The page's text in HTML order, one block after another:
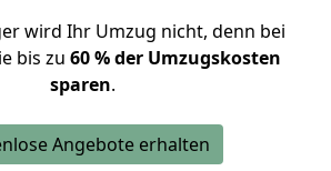
wird Ihr Umzug nicht, denn bei
bis zu 60 % der Umzugskosten
sparen.
Angebote erhalten